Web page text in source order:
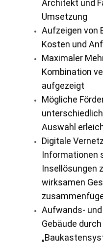
Architekt und
Umsetzung
Aufzeigen von
Kosten und
Maximaler
Kombination
aufgezeigt
Mögliche
Auswahl
Digitale
Informationen
Insellösungen
wirksamen
Aufwands-
Gebäude